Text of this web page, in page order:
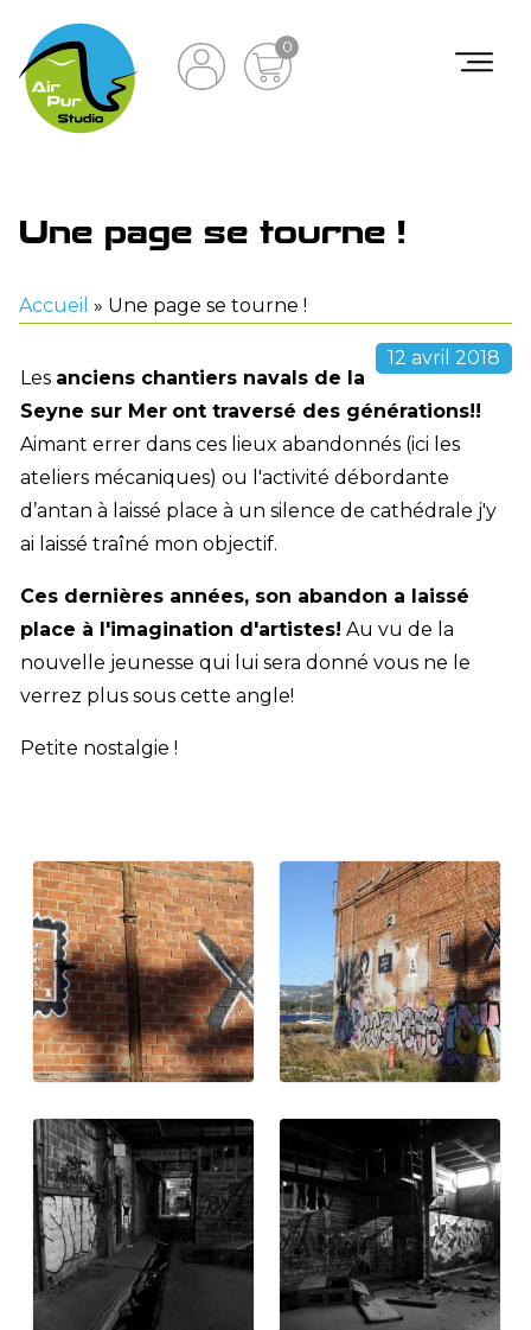
0
Une page se tourne !
Accueil » Une page se tourne !
12 avril 2018
Les anciens chantiers navals de la
Seyne sur Mer ont traversé des générations!!
Aimant errer dans ces lieux abandonnés (ici les
ateliers mécaniques) ou l'activité débordante
d’antan à laissé place à un silence de cathédrale j'y
ai laissé traîné mon objectif.
Ces dernières années, son abandon a laissé
place à l'imagination d'artistes! Au vu de la
nouvelle jeunesse qui lui sera donné vous ne le
verrez plus sous cette angle!
Petite nostalgie !